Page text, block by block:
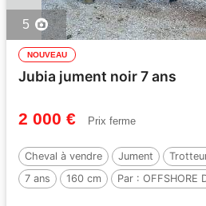
5
NOUVEAU
Jubia jument noir 7 ans
2 000 € Prix ferme
Cheval à vendre Jument
7 ans
160 cm Par : OFFSHORE